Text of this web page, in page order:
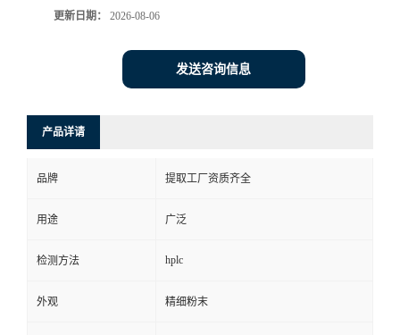
更新日期： 2026-08-06
发送咨询信息
产品详请
品牌 提取工厂资质齐全
用途 广泛
检测方法 hplc
外观 精细粉末